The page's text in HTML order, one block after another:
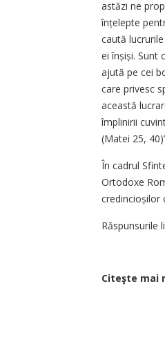
astăzi ne
înțelepte
caută
ei înșiși. Sunt
ajută pe cei
care privesc
această
împlinirii
(Matei 25,
În cadrul
Ortodoxe
credincioșilor
Răspunsurile
Citeşte mai